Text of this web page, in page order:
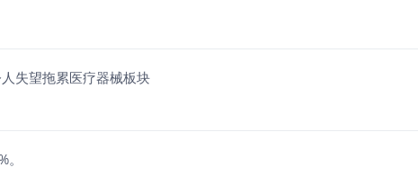
失望拖累医疗器械板块